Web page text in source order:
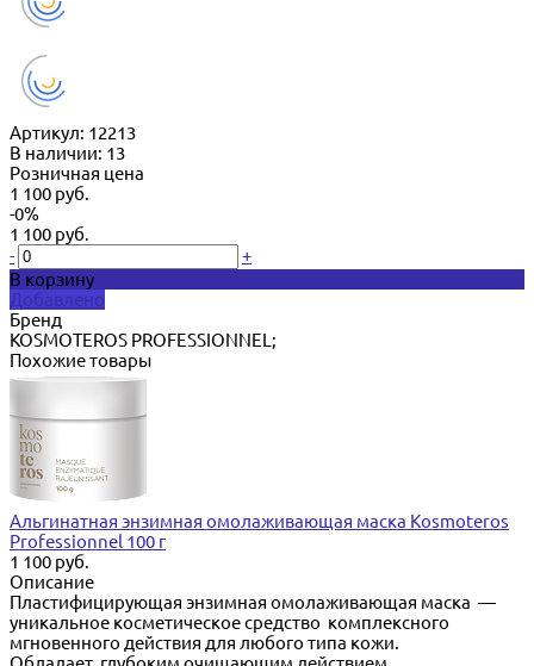
Артикул: 12213
В наличии: 13
Розничная цена
1 100 руб.
-0%
1 100 руб.
-
+
В корзину
Добавлено
Бренд
KOSMOTEROS PROFESSIONNEL;
Похожие товары
Альгинатная энзимная омолаживающая маска Kosmoteros
Professionnel 100 г
1 100 руб.
Описание
Пластифицирующая энзимная омолаживающая маска —
уникальное косметическое средство комплексного
мгновенного действия для любого типа кожи.